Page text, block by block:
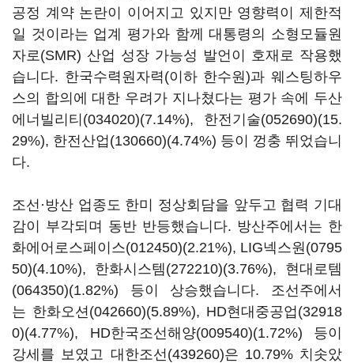
공정 계약 논란이 이어지고 있지만 영향력이 제한적
일 것이라는 업계 평가와 함께 대통령의 소형모듈원
자로(SMR) 산업 성장 가능성 발언이 호재로 작용했
습니다. 한국수력원자력(이하 한수원)과 웨스팅하우
스의 합의에 대한 우려가 지나쳤다는 평가 속에 두산
에너빌리티(034020)(7.14%), 한전기술(052690)(15.
29%), 한전산업(130660)(4.74%) 등이 껑충 뛰었습니
다.
조선·방산 업종도 한미 정상회담을 앞두고 협력 기대
감이 부각되며 동반 반등했습니다. 방산주에서는 한
화에어로스페이스(012450)(2.21%), LIG넥스원(0795
50)(4.10%), 한화시스템(272210)(3.76%), 현대로템
(064350)(1.82%) 등이 상승했습니다. 조선주에서
는 한화오션(042660)(5.89%), HD현대중공업(32918
0)(4.77%), HD한국조선해양(009540)(1.72%) 등이
강세를 보였고 대한조선(439260)은 10.79% 치솟았